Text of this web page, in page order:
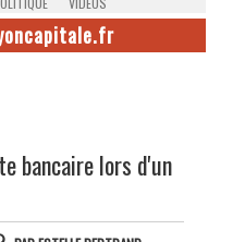
bancaire lors d'un